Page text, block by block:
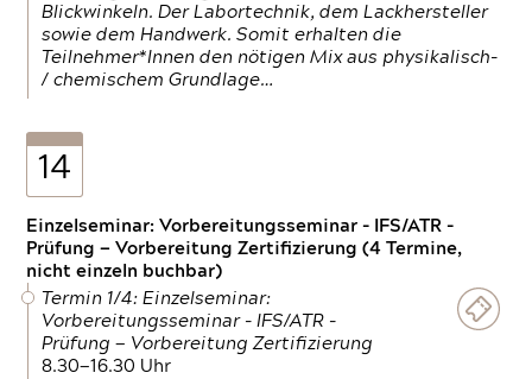
Blickwinkeln. Der Labortechnik, dem Lackhersteller
sowie dem Handwerk. Somit erhalten die
Teilnehmer*Innen den nötigen Mix aus physikalisch-
/ chemischem Grundlage…
14
Einzelseminar: Vorbereitungsseminar - IFS/ATR -
Prüfung — Vorbereitung Zertifizierung (4 Termine,
nicht einzeln buchbar)
Termin 1/4: Einzelseminar:
Vorbereitungsseminar - IFS/ATR -
Prüfung — Vorbereitung Zertifizierung
8.30—16.30 Uhr